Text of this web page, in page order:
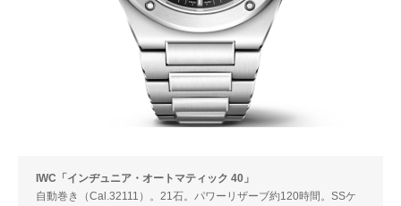
IWC「インヂュニア・オートマティック 40」
自動巻き（Cal.32111）。21石。パワーリザーブ約120時間。SSケ